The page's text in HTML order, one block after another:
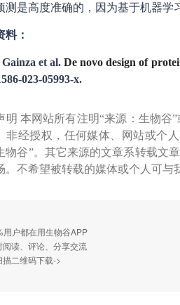
测是高度准确的，因为基于机器学
料：
Gainza et al.De novo design of
023-05993-x.
明 本网站所有注明“来源：生物谷
非经授权，任何媒体、网站或个
物谷”。其它来源的文章系转载文
。不希望被转载的媒体或个人可与
用户都在用生物谷APP
阅读、评论、分享交流
描二维码下载->